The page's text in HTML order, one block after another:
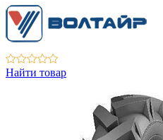
Найти товар